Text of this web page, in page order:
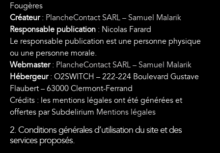
Fougères
Créateur: PlancheContact SARL – Samuel Malarik
Responsable publication : Nicolas Farard
Le responsable publication est une personne physique
ou une personne morale.
Webmaster: PlancheContact SARL – Samuel Malarik
Hébergeur: O2SWITCH – 222-224 Boulevard Gustave
Flaubert – 63000 Clermont-Ferrand
Crédits : les mentions légales ont été générées et
offertes par Subdelirium Mentions légales
2. Conditions générales d’utilisation du site et des
services proposés.